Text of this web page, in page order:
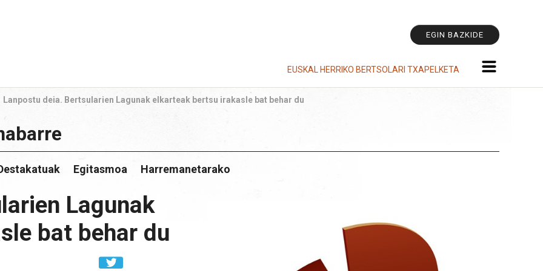
EGIN BAZKIDE
EUSKAL HERRIKO BERTSOLARI TXAPELKETA
Lanpostu deia. Bertsularien Lagunak elkarteak bertsu irakasle bat behar du
Egitasmoa Harremanetarako
Lagunak
bat behar du